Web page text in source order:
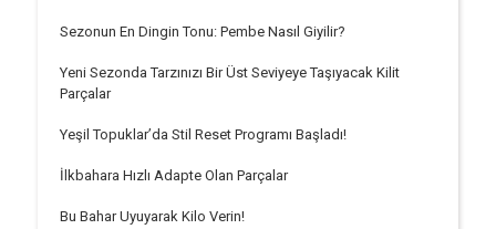
Sezonun En Dingin Tonu: Pembe Nasıl Giyilir?
Yeni Sezonda Tarzınızı Bir Üst Seviyeye Taşıyacak Kilit
Parçalar
Yeşil Topuklar’da Stil Reset Programı Başladı!
İlkbahara Hızlı Adapte Olan Parçalar
Bu Bahar Uyuyarak Kilo Verin!